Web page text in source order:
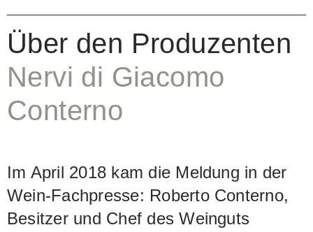
Roberto Conternos zeigt sich in aller
Deutlichkeit: ganz ohne Schnörkel und
grossartig in seiner Tiefe.
Über den Produzenten
Nervi di Giacomo
Conterno
Im April 2018 kam die Meldung in der
Wein-Fachpresse: Roberto Conterno,
Besitzer und Chef des Weinguts